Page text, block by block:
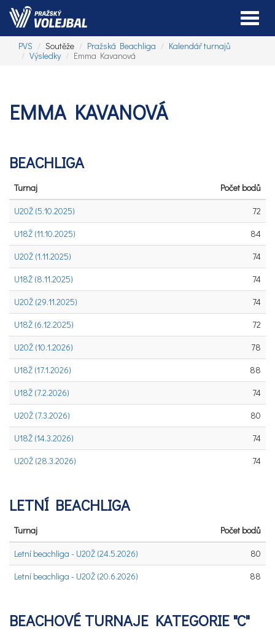
PVS Soutěže Pražská Beachliga
Kalendář turnajů
Výsledky
Emma Kavanová
EMMA KAVANOVÁ
BEACHLIGA
Turnaj
Počet bodů
U20Ž (5.10.2025)
72
U18Ž (11.10.2025)
84
U20Ž (1.11.2025)
74
U18Ž (8.11.2025)
74
U20Ž (29.11.2025)
74
U18Ž (6.12.2025)
72
U20Ž (10.1.2026)
78
U18Ž (17.1.2026)
88
U18Ž (7.2.2026)
74
U20Ž (7.3.2026)
80
U18Ž (14.3.2026)
74
U20Ž (28.3.2026)
74
LETNÍ BEACHLIGA
Turnaj
Počet bodů
Letní beachliga - U20Ž (24.5.2026)
80
Letní beachliga - U20Ž (20.6.2026)
88
BEACHOVÉ TURNAJE KATEGORIE "C"